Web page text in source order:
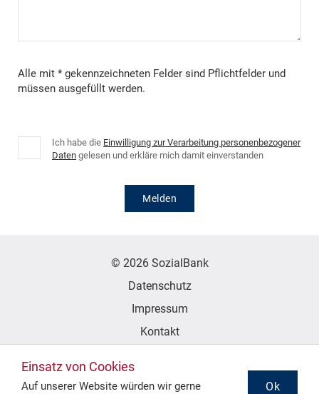
Alle mit * gekennzeichneten Felder sind Pflichtfelder und
müssen ausgefüllt werden.
Ich habe die Einwilligung zur Verarbeitung personenbezogener
Daten gelesen und erkläre mich damit einverstanden
Melden
© 2026 SozialBank
Datenschutz
Impressum
Kontakt
Einsatz von Cookies
Auf unserer Website würden wir gerne Ok